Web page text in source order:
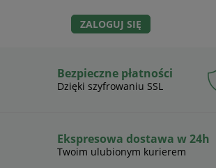
ZALOGUJ SIĘ
Bezpieczne płatności
Dzięki szyfrowaniu SSL
Ekspresowa dostawa w 24h
Twoim ulubionym kurierem